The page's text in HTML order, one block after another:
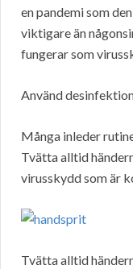
en pandemi som
viktigare än
fungerar som
Använd
Många inleder
Tvätta alltid
virusskydd som är
Tvätta alltid